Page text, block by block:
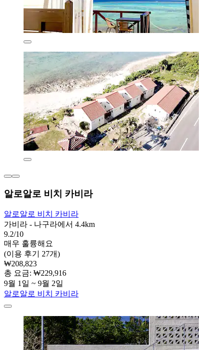
알로알로 비치 카비라
알로알로 비치 카비라
가비라 - 나구라에서 4.4km
9.2/10
매우 훌륭해요
(이용 후기 27개)
₩208,823
총 요금: ₩229,916
9월 1일 ~ 9월 2일
알로알로 비치 카비라